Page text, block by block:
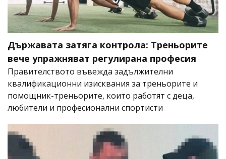
Държавата затяга контрола: Треньорите
вече упражняват регулирана професия
Правителството въвежда задължителни
квалификационни изисквания за треньорите и
помощник-треньорите, които работят с деца,
любители и професионални спортисти